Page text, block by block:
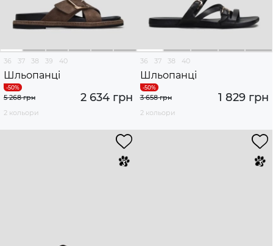
36 37 38 39 40
Шльопанці
2 634 грн
5 268 грн
2 кольори
36 37 38 40
Шльопанці
1 829 грн
3 658 грн
2 кольори